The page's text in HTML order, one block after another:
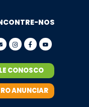
NOS
CONOSCO
ANUNCIAR